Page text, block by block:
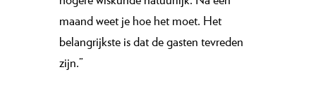
maand weet je hoe het moet. Het
belangrijkste is dat de gasten tevreden
zijn.”